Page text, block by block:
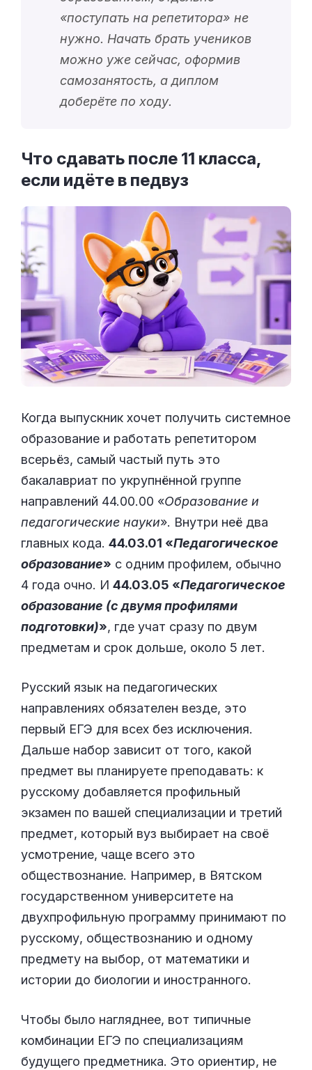
«поступать на репетитора» не
нужно. Начать брать учеников
можно уже сейчас, оформив
самозанятость, а диплом
доберёте по ходу.
Что сдавать после 11 класса,
если идёте в педвуз
Когда выпускник хочет получить системное
образование и работать репетитором
всерьёз, самый частый путь это
бакалавриат по укрупнённой группе
направлений 44.00.00 «Образование и
педагогические науки». Внутри неё два
главных кода. 44.03.01 «Педагогическое
образование» с одним профилем, обычно
4 года очно. И 44.03.05 «Педагогическое
образование (с двумя профилями
подготовки)», где учат сразу по двум
предметам и срок дольше, около 5 лет.
Русский язык на педагогических
направлениях обязателен везде, это
первый ЕГЭ для всех без исключения.
Дальше набор зависит от того, какой
предмет вы планируете преподавать: к
русскому добавляется профильный
экзамен по вашей специализации и третий
предмет, который вуз выбирает на своё
усмотрение, чаще всего это
обществознание. Например, в Вятском
государственном университете на
двухпрофильную программу принимают по
русскому, обществознанию и одному
предмету на выбор, от математики и
истории до биологии и иностранного.
Чтобы было нагляднее, вот типичные
комбинации ЕГЭ по специализациям
будущего предметника. Это ориентир, не